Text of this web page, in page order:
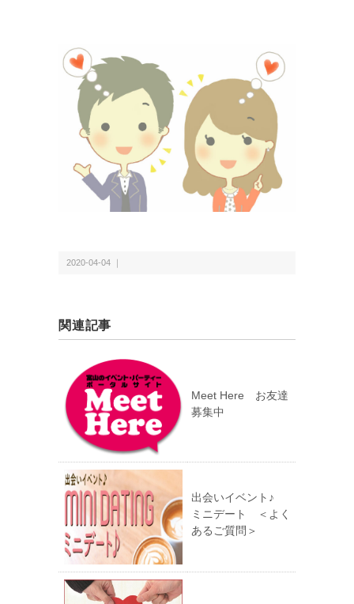
2020-04-04 ｜
関連記事
Meet Here お友達
募集中
出会いイベント♪
ミニデート ＜よく
あるご質問＞